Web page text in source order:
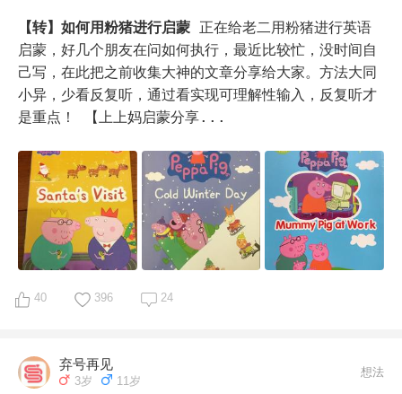
【转】如何用粉猪进行启蒙 正在给老二用粉猪进行英语
启蒙，好几个朋友在问如何执行，最近比较忙，没时间自
己写，在此把之前收集大神的文章分享给大家。方法大同
小异，少看反复听，通过看实现可理解性输入，反复听才
是重点！ 【上上妈启蒙分享...
40 396 24
弃号再见
3岁 11岁
想法